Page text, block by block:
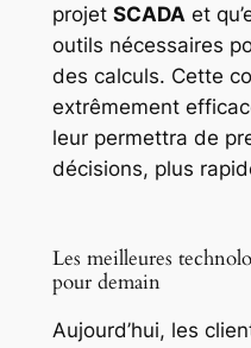
projet SCADA et
outils nécessaires
des calculs. Cette
extrêmement
leur permettra de
décisions, plus
Les meilleures
pour demain
Aujourd’hui, les